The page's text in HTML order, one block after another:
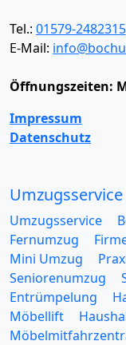
Tel.: 01579-2482315
E-Mail:
Öffnungszeiten:
Impressum
Datenschutz
Umzugsservice
Umzugsservice
Fernumzug
Mini Umzug
Seniorenumzug
Entrümpelung
Möbellift